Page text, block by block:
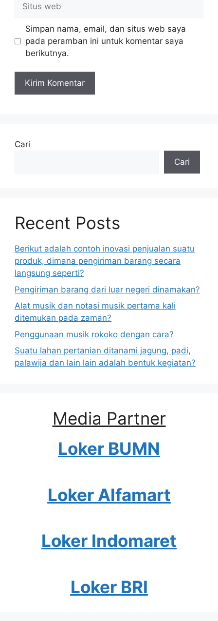
web
Simpan nama, email, dan situs web saya
pada peramban ini untuk komentar saya
berikutnya.
Cari
Cari
Recent Posts
Berikut adalah contoh inovasi penjualan suatu
produk, dimana pengiriman barang secara
langsung seperti?
Pengiriman barang dari luar negeri dinamakan?
Alat musik dan notasi musik pertama kali
ditemukan pada zaman?
Penggunaan musik rokoko dengan cara?
Suatu lahan pertanian ditanami jagung, padi,
palawija dan lain lain adalah bentuk kegiatan?
Media Partner
Loker BUMN
Loker Alfamart
Loker Indomaret
Loker BRI